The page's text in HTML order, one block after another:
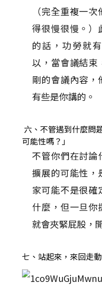
（完全重複一
得很慢很慢。）
的話，功勞就
以，當會議結束
剛的會議內容，
有些是你講的。
六、不管遇到什麼問
可能性嗎？」
不管你們在討論
擴展的可能性，
家可能不是很確
什麼，但一旦你
就會夾緊屁股，
七、站起來，來回走動